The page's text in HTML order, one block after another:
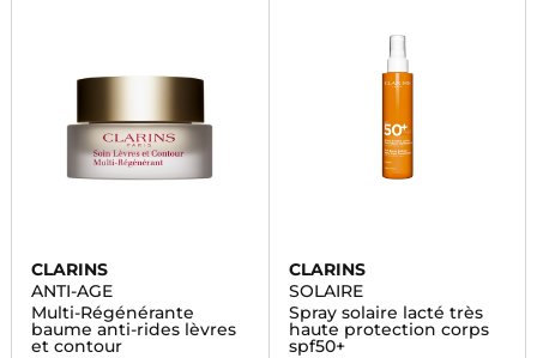
CLARINS
ANTI-AGE
Multi-Régénérante
baume anti-rides lèvres
et contour
CLARINS
SOLAIRE
Spray solaire lacté très
haute protection corps
spf50+